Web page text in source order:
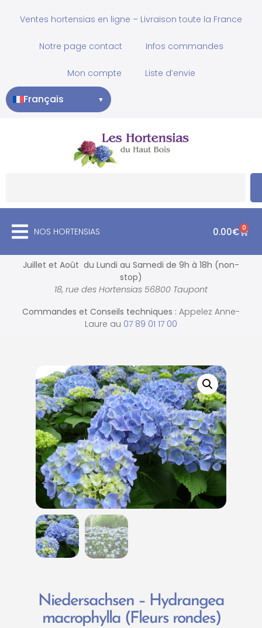
Ventes hortensias en ligne – Livraison toute la France
Notre page contact Infos commandes
Mon compte Liste d’envie
Français ▼
NOS HORTENSIAS 0.00€ 0
Juillet et Août du Lundi au Samedi de 9h à 18h (non-
stop)
18, rue des Hortensias 56800 Taupont
Commandes et Conseils techniques : Appelez Anne-
Laure au 07 89 01 17 00
Niedersachsen – Hydrangea
macrophylla (Fleurs rondes)